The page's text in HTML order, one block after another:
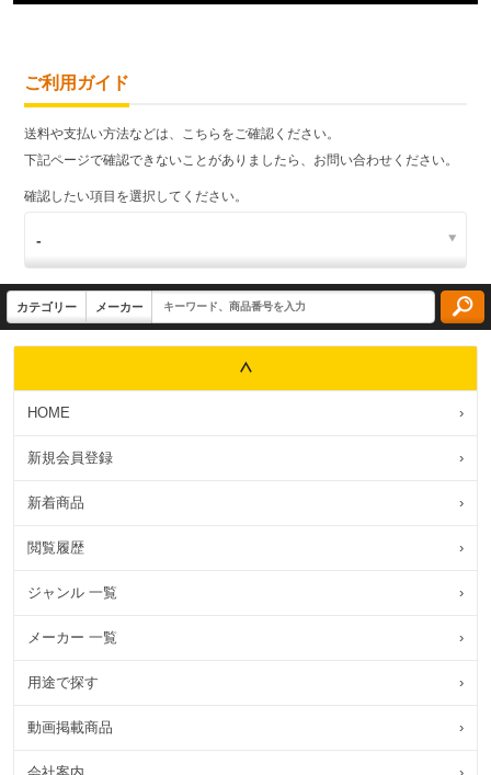
ご利用ガイド
送料や支払い方法などは、こちらをご確認ください。
下記ページで確認できないことがありましたら、お問い合わせください。
確認したい項目を選択してください。
HOME ›
新規会員登録 ›
新着商品 ›
閲覧履歴 ›
ジャンル 一覧 ›
メーカー 一覧 ›
用途で探す ›
動画掲載商品 ›